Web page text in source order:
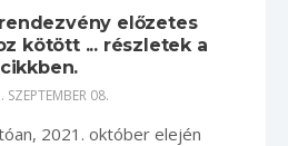
előzetes
kötött ... részletek a
cikkben.
SZEPTEMBER 08.
2021. október elején